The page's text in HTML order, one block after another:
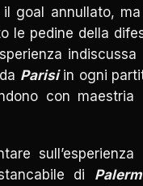
goal annullato,
le pedine della
indiscussa
Parisiin ogni
con maestria
sull’esperienza
di